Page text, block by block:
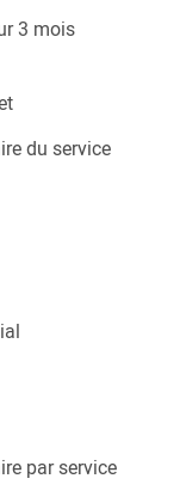
3 mois
du service
par service